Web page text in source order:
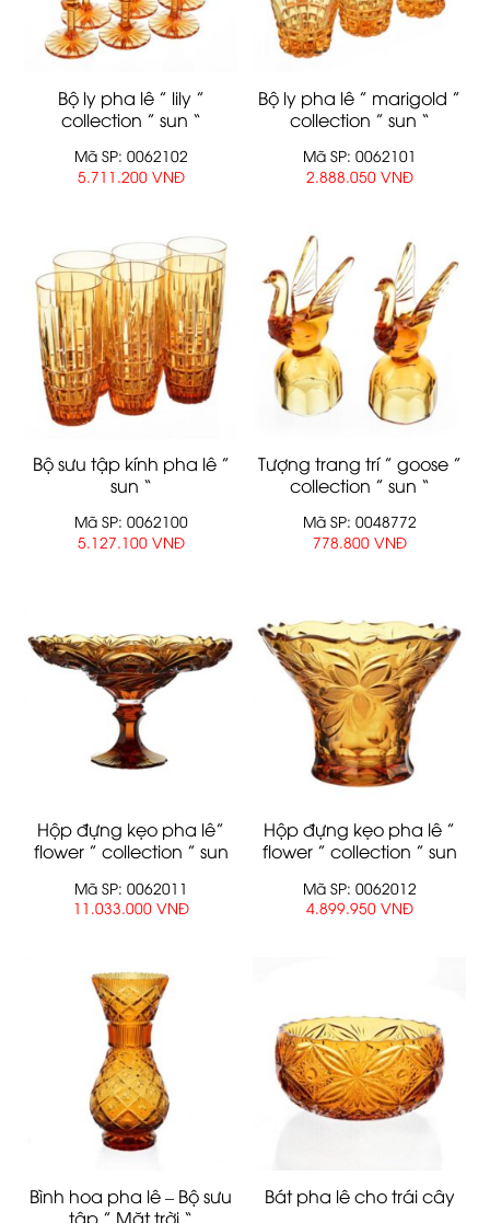
Bộ ly pha lê ” lily ”
collection ” sun “
Mã SP: 0062102
5.711.200 VNĐ
Bộ ly pha lê ” marigold ”
collection ” sun “
Mã SP: 0062101
2.888.050 VNĐ
Bộ sưu tập kính pha lê ”
sun “
Mã SP: 0062100
5.127.100 VNĐ
Tượng trang trí ” goose ”
collection ” sun “
Mã SP: 0048772
778.800 VNĐ
Hộp đựng kẹo pha lê”
flower ” collection ” sun
Mã SP: 0062011
11.033.000 VNĐ
Hộp đựng kẹo pha lê ”
flower ” collection ” sun
Mã SP: 0062012
4.899.950 VNĐ
Bình hoa pha lê – Bộ sưu
tập ” Mặt trời “
Bát pha lê cho trái cây